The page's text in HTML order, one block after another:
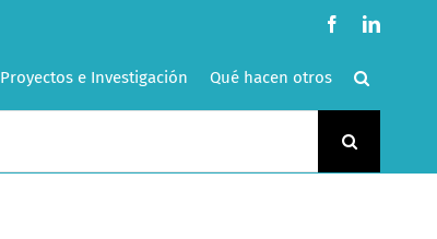
Facebook
Proyectos e Investigación Qué hacen otros